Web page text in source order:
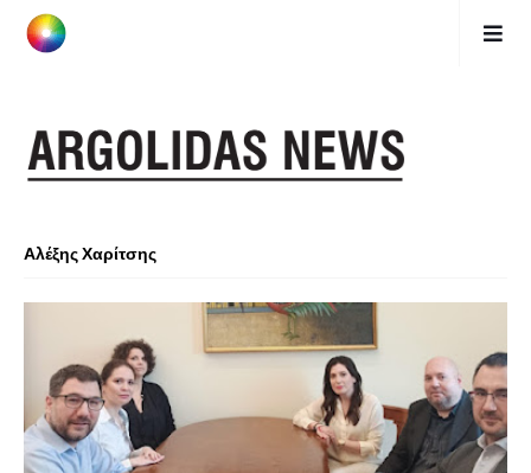
Αλέξης Χαρίτσης